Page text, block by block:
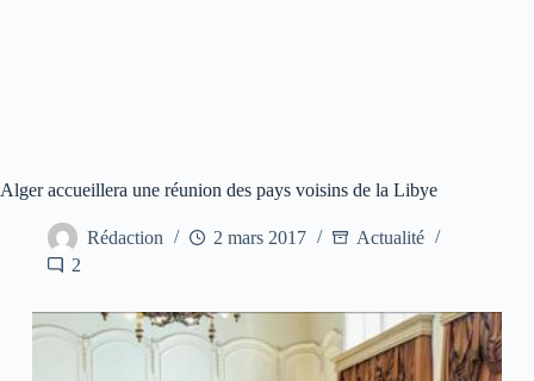
Alger accueillera une réunion des pays voisins de la Libye
Rédaction 2 mars 2017
Actualité
2